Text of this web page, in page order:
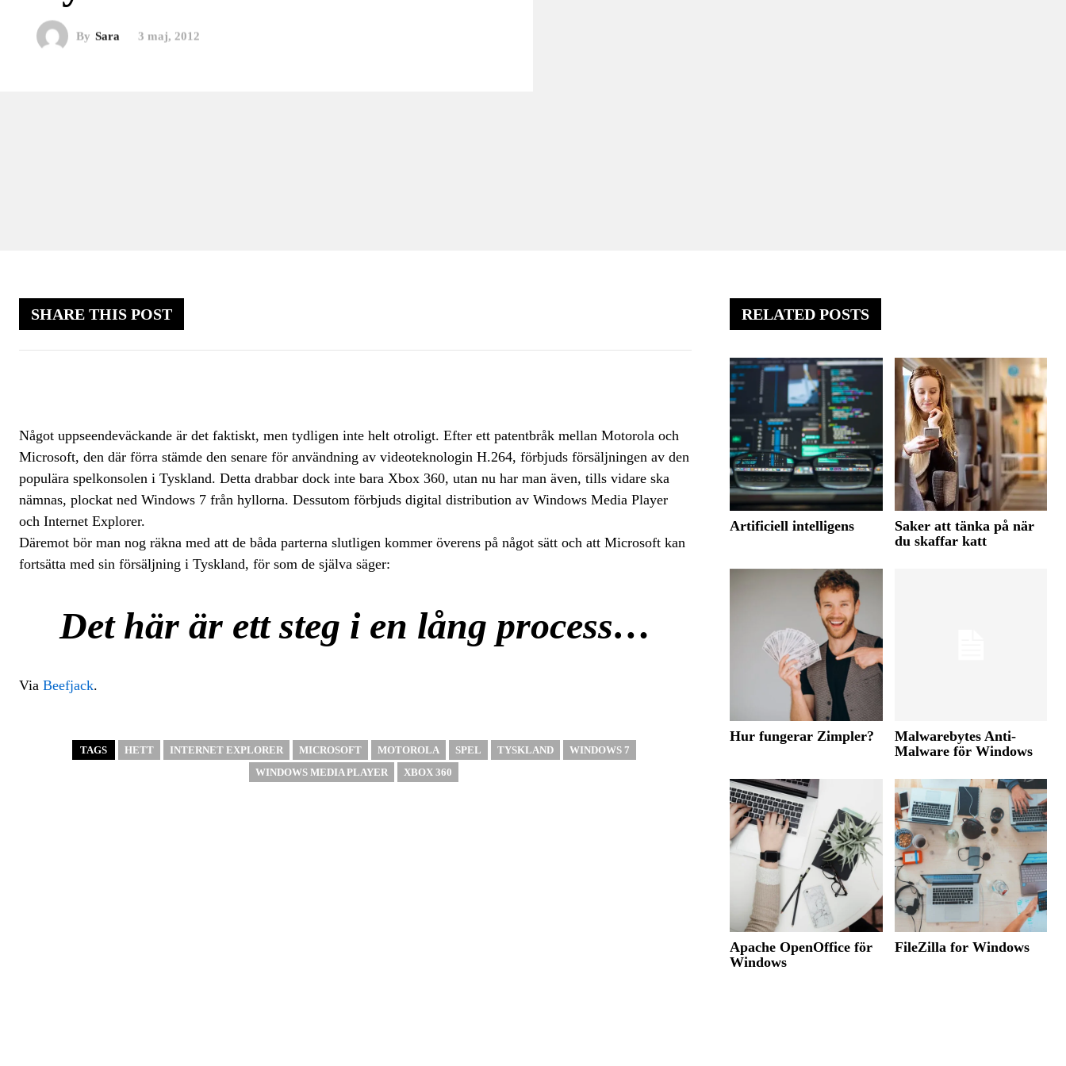
By Sara 3 maj, 2012
SHARE THIS POST
Något uppseendeväckande är det faktiskt, men tydligen inte helt otroligt. Efter ett patentbråk mellan Motorola och
Microsoft, den där förra stämde den senare för användning av videoteknologin H.264, förbjuds försäljningen av den
populära spelkonsolen i Tyskland. Detta drabbar dock inte bara Xbox 360, utan nu har man även, tills vidare ska
nämnas, plockat ned Windows 7 från hyllorna. Dessutom förbjuds digital distribution av Windows Media Player
och Internet Explorer.
Däremot bör man nog räkna med att de båda parterna slutligen kommer överens på något sätt och att Microsoft kan
fortsätta med sin försäljning i Tyskland, för som de själva säger:
Det här är ett steg i en lång process…
Via Beefjack.
TAGS HETT INTERNET EXPLORER MICROSOFT MOTOROLA SPEL TYSKLAND
WINDOWS 7
WINDOWS MEDIA PLAYER
XBOX 360
RELATED POSTS
Artificiell intelligens
Saker att tänka på när
du skaffar katt
Hur fungerar Zimpler?
Malwarebytes Anti-
Malware för Windows
Apache OpenOffice för
Windows
FileZilla for Windows